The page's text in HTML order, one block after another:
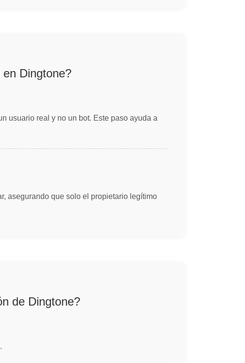
Dingtone?
usuario real y no un bot. Este paso ayuda a
asegurando que solo el propietario legítimo
de Dingtone?